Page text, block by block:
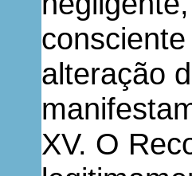
alteração
XV. O